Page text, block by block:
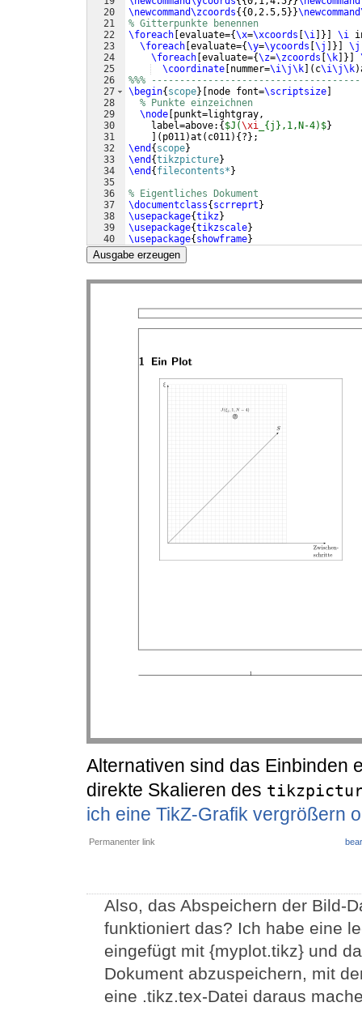
20
21
22
23
24
25
26
27
28
29
30
31
32
33
34
35
36
37
38
39
40
41
\newcommand\zcoords{{0,2.5,5}}
% Gitterpunkte benennen
\foreach evaluate={\x=\xcoords \i ]}] \i
\foreach evaluate={\y=\ycoords \j ]}] \j
\foreach evaluate={\z=\zcoords \k ]}]
\coordinate nummer=\i\j\k ( c\i\j\k)
%%%
\begin{ scope} node font=\scriptsize
% Punkte einzeichnen
\node punkt=lightgray,
    label=above:
{ $J(\xi _{j},1,N-4)$}
( p011)at ( c011) { ? } ;
\end { scope}
\end {tikzpicture}
\end { filecontents* }
% Eigentliches Dokument
\documentclass{ scrreprt }
\usepackage{tikz}
\usepackage{tikzscale}
\usepackage{ showframe}
\begin{document
Ausgabe erzeugen
Alternativen sind das Einbinden
direkte Skalieren des
ich eine TikZ-Grafik vergrößern
Permanenter link
Also, das Abspeichern der Bild-
funktioniert das? Ich habe eine
eingefügt mit {myplot.tikz} und
Dokument abzuspeichern, mit
eine .tikz.tex-Datei daraus